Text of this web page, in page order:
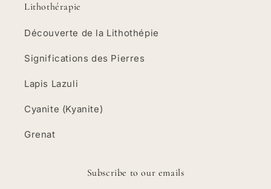
Lithothérapie
Découverte de la Lithothépie
Significations des Pierres
Lapis Lazuli
Cyanite (Kyanite)
Grenat
Subscribe to our emails